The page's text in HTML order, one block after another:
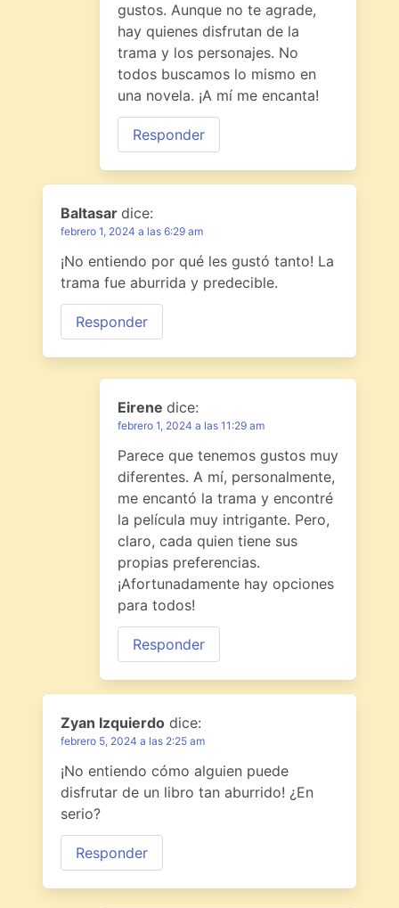
gustos. Aunque no te agrade,
hay quienes disfrutan de la
trama y los personajes. No
todos buscamos lo mismo en
una novela. ¡A mí me encanta!
Responder
Baltasar dice:
febrero 1, 2024 a las 6:29 am
¡No entiendo por qué les gustó tanto! La
trama fue aburrida y predecible.
Responder
Eirene dice:
febrero 1, 2024 a las 11:29 am
Parece que tenemos gustos muy
diferentes. A mí, personalmente,
me encantó la trama y encontré
la película muy intrigante. Pero,
claro, cada quien tiene sus
propias preferencias.
¡Afortunadamente hay opciones
para todos!
Responder
Zyan Izquierdo dice:
febrero 5, 2024 a las 2:25 am
¡No entiendo cómo alguien puede
disfrutar de un libro tan aburrido! ¿En
serio?
Responder